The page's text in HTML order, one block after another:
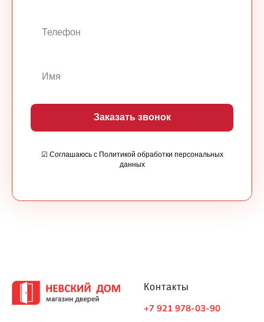
Заказать звонок
☑ Соглашаюсь с Политикой обработки персональных
данных
Контакты
+7 921 978-03-90